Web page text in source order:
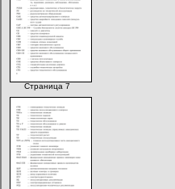
Страница 7